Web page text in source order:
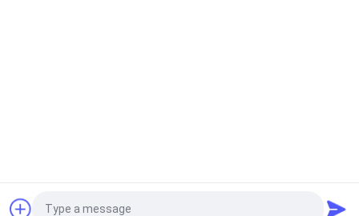
2026 CHENGDU JINGU PHARMA-PACK CO.,LTD..